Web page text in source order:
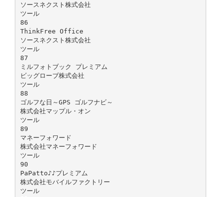
ソースネクスト株式会社
ツール
86
ThinkFree Office
ソースネクスト株式会社
ツール
87
ミルフォトブック プレミアム
ビッグローブ株式会社
ツール
88
ゴルフな日～GPS ゴルフナビ～
株式会社マップル・オン
ツール
89
マネーフォワード
株式会社マネーフォワード
ツール
90
PaPatto♪♪プレミアム
株式会社モバイルファクトリー
ツール